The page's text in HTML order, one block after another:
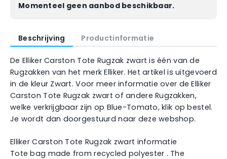
Momenteel geen aanbod beschikbaar.
Beschrijving Productinformatie
De Elliker Carston Tote Rugzak zwart is één van de
Rugzakken van het merk Elliker. Het artikel is uitgevoerd
in de kleur Zwart. Voor meer informatie over de Elliker
Carston Tote Rugzak zwart of andere Rugzakken,
welke verkrijgbaar zijn op Blue-Tomato, klik op bestel.
Je wordt dan doorgestuurd naar deze webshop.
Elliker Carston Tote Rugzak zwart informatie
Tote bag made from recycled polyester . The